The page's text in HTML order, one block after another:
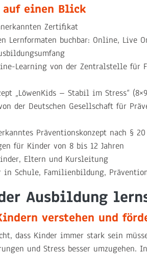
einen Blick
Zertifikat
Lernformaten buchbar: Online, Live
Learning von der Zentralstelle für
„LöwenKids – Stabil im Stress“
der Deutschen Gesellschaft für
Präventionskonzept nach § 20
für Kinder von 8 bis 12 Jahren
Eltern und Kursleitung
in Schule, Familienbildung,
Ausbildung
verstehen und
dass Kinder immer stark sein
und Stress besser